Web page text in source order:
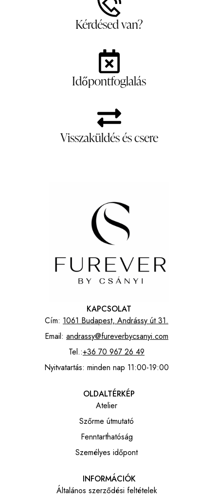
Kérdésed van?
Időpontfoglalás
Visszaküldés és csere
KAPCSOLAT
Cím: 1061 Budapest, Andrássy út 31.
Email: andrassy@fureverbycsanyi.com
Tel.:+36 70 967 26 49
Nyitvatartás: minden nap 11:00-19:00
OLDALTÉRKÉP
Atelier
Szőrme útmutató
Fenntarthatóság
Személyes időpont
INFORMÁCIÓK
Általános szerződési feltételek